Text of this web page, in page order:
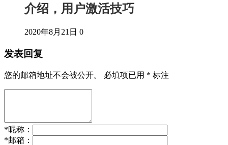
介绍，用户激活技巧
2020年8月21日 0
发表回复
您的邮箱地址不会被公开。 必填项已用 * 标注
*昵称：
*邮箱：